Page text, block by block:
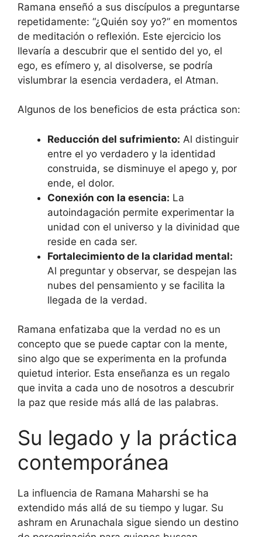
Ramana enseñó a sus discípulos a preguntarse
repetidamente: “¿Quién soy yo?” en momentos
de meditación o reflexión. Este ejercicio los
llevaría a descubrir que el sentido del yo, el
ego, es efímero y, al disolverse, se podría
vislumbrar la esencia verdadera, el Atman.
Algunos de los beneficios de esta práctica son:
Reducción del sufrimiento: Al distinguir
entre el yo verdadero y la identidad
construida, se disminuye el apego y, por
ende, el dolor.
Conexión con la esencia: La
autoindagación permite experimentar la
unidad con el universo y la divinidad que
reside en cada ser.
Fortalecimiento de la claridad mental:
Al preguntar y observar, se despejan las
nubes del pensamiento y se facilita la
llegada de la verdad.
Ramana enfatizaba que la verdad no es un
concepto que se puede captar con la mente,
sino algo que se experimenta en la profunda
quietud interior. Esta enseñanza es un regalo
que invita a cada uno de nosotros a descubrir
la paz que reside más allá de las palabras.
Su legado y la práctica
contemporánea
La influencia de Ramana Maharshi se ha
extendido más allá de su tiempo y lugar. Su
ashram en Arunachala sigue siendo un destino